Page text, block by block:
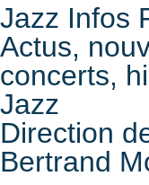
Jazz Infos
Actus,
concerts,
Jazz
Direction
Bertrand